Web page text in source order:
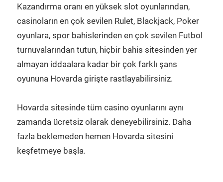
Kazandırma oranı en yüksek slot oyunlarından,
casinoların en çok sevilen Rulet, Blackjack, Poker
oyunlara, spor bahislerinden en çok sevilen Futbol
turnuvalarından tutun, hiçbir bahis sitesinden yer
almayan iddaalara kadar bir çok farklı şans
oyununa Hovarda girişte rastlayabilirsiniz.
Hovarda sitesinde tüm casino oyunlarını aynı
zamanda ücretsiz olarak deneyebilirsiniz. Daha
fazla beklemeden hemen Hovarda sitesini
keşfetmeye başla.